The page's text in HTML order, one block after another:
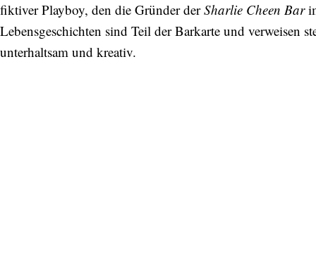
fiktiver Playboy, den die Gründer derSharlie Cheen Bar
Lebensgeschichten sind Teil der Barkarte und verweisen
unterhaltsam und kreativ.